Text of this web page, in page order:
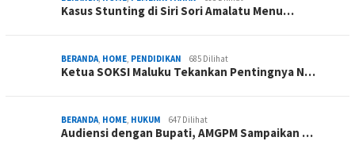
Kasus Stunting di Siri Sori Amalatu Menu…
BERANDA, HOME, PENDIDIKAN 685 Dilihat
Ketua SOKSI Maluku Tekankan Pentingnya N…
BERANDA, HOME, HUKUM 647 Dilihat
Audiensi dengan Bupati, AMGPM Sampaikan …